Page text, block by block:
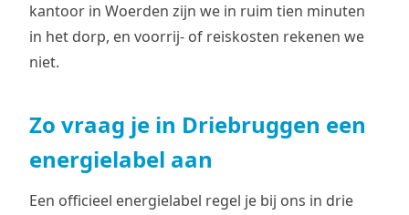
kantoor in Woerden zijn we in ruim tien minuten
in het dorp, en voorrij- of reiskosten rekenen we
niet.
Zo vraag je in Driebruggen een
energielabel aan
Een officieel energielabel regel je bij ons in drie